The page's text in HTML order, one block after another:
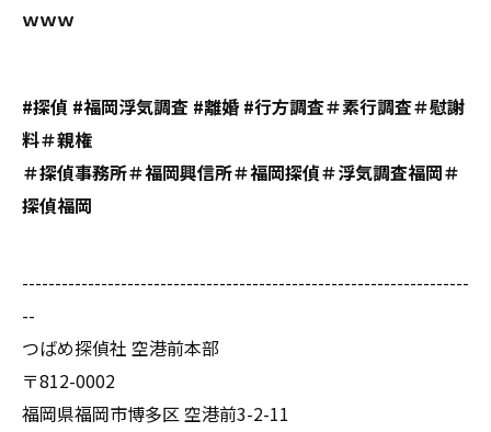
ｗｗｗ
#探偵 #福岡浮気調査 #離婚 #行方調査＃素行調査＃慰謝
料＃親権
＃探偵事務所＃福岡興信所＃福岡探偵＃浮気調査福岡＃
探偵福岡
--------------------------------------------------------------------
--
つばめ探偵社 空港前本部
〒812-0002
福岡県福岡市博多区 空港前3-2-11